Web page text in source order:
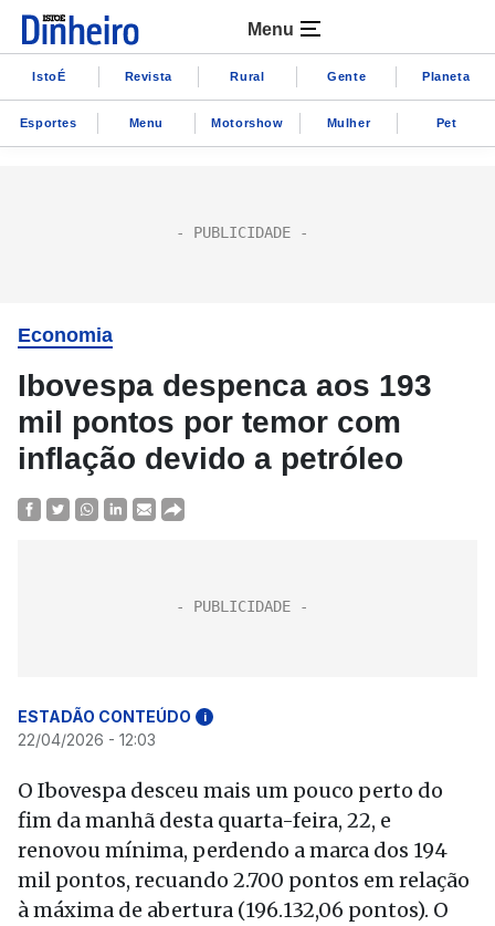
Menu
IstoÉ Revista Rural Gente Planeta
Esportes Menu Motorshow Mulher Pet
Economia
Ibovespa despenca aos 193
mil pontos por temor com
inflação devido a petróleo
ESTADÃO CONTEÚDO i
22/04/2026 - 12:03
O Ibovespa desceu mais um pouco perto do
fim da manhã desta quarta-feira, 22, e
renovou mínima, perdendo a marca dos 194
mil pontos, recuando 2.700 pontos em relação
à máxima de abertura (196.132,06 pontos). O